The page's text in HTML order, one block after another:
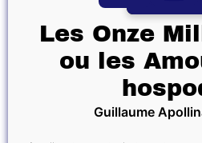
Les Onze
ou les
Guillaume